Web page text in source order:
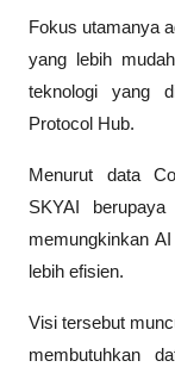
Fokus utamanya
yang lebih
teknologi yang
Protocol Hub.
Menurut data
SKYAI
memungkinkan
lebih efisien.
Visi tersebut
membutuhkan